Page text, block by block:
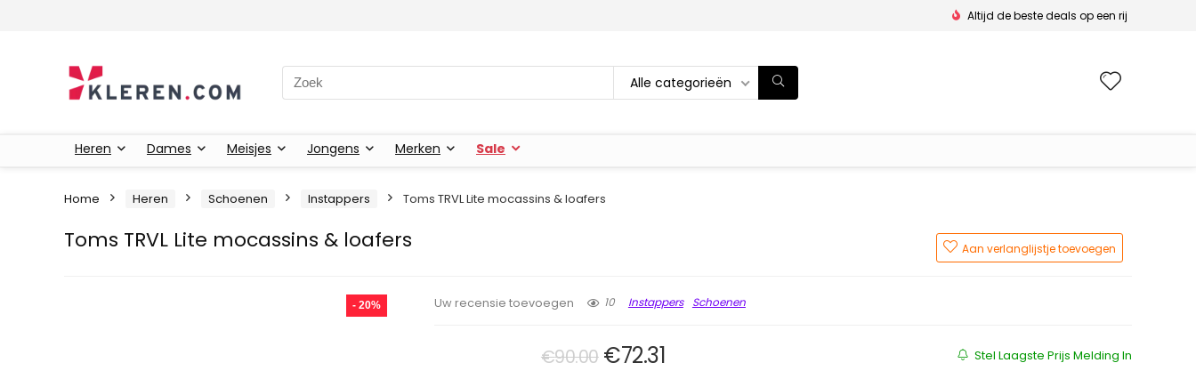
Altijd de beste deals op een rij
Zoeken naar: Alle categorieën
Heren Dames Meisjes Jongens Merken Sale
Home Heren Schoenen Instappers Toms TRVL Lite mocassins & loafers
Toms TRVL Lite mocassins & loafers Aan verlanglijstje toevoegen
- 20% Uw recensie toevoegen 10 Instappers Schoenen
Stel Laagste Prijs Melding In
€90.00 Oorspronkelijke prijs was: €90.00.
€72.31